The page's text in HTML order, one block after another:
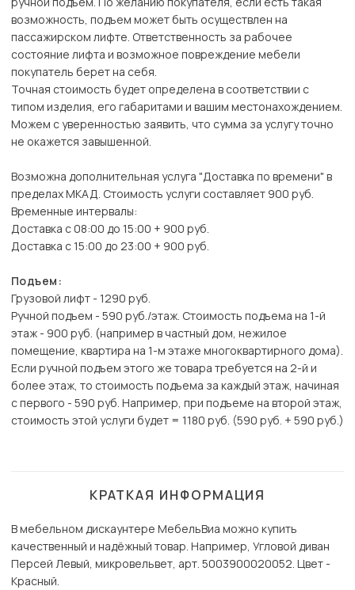
возможность, подъем может быть осуществлен на
пассажирском лифте. Ответственность за рабочее
состояние лифта и возможное повреждение мебели
покупатель берет на себя.
Точная стоимость будет определена в соответствии с
типом изделия, его габаритами и вашим местонахождением.
Можем с уверенностью заявить, что сумма за услугу точно
не окажется завышенной.
Возможна дополнительная услуга "Доставка по времени" в
пределах МКАД. Стоимость услуги составляет 900 руб.
Временные интервалы:
Доставка с 08:00 до 15:00 + 900 руб.
Доставка с 15:00 до 23:00 + 900 руб.
Подъем:
Грузовой лифт - 1290 руб.
Ручной подъем - 590 руб./этаж. Стоимость подъема на 1-й
этаж - 900 руб. (например в частный дом, нежилое
помещение, квартира на 1-м этаже многоквартирного дома).
Если ручной подъем этого же товара требуется на 2-й и
более этаж, то стоимость подъема за каждый этаж, начиная
с первого - 590 руб. Например, при подъеме на второй этаж,
стоимость этой услуги будет = 1180 руб. (590 руб. + 590 руб.)
КРАТКАЯ ИНФОРМАЦИЯ
В мебельном дискаунтере МебельВиа можно купить
качественный и надёжный товар. Например, Угловой диван
Персей Левый, микровельвет, арт. 5003900020052. Цвет -
Красный.